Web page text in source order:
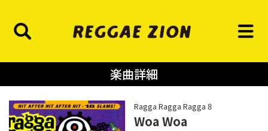
楽曲詳細
Ragga Ragga Ragga 8
Woa Woa